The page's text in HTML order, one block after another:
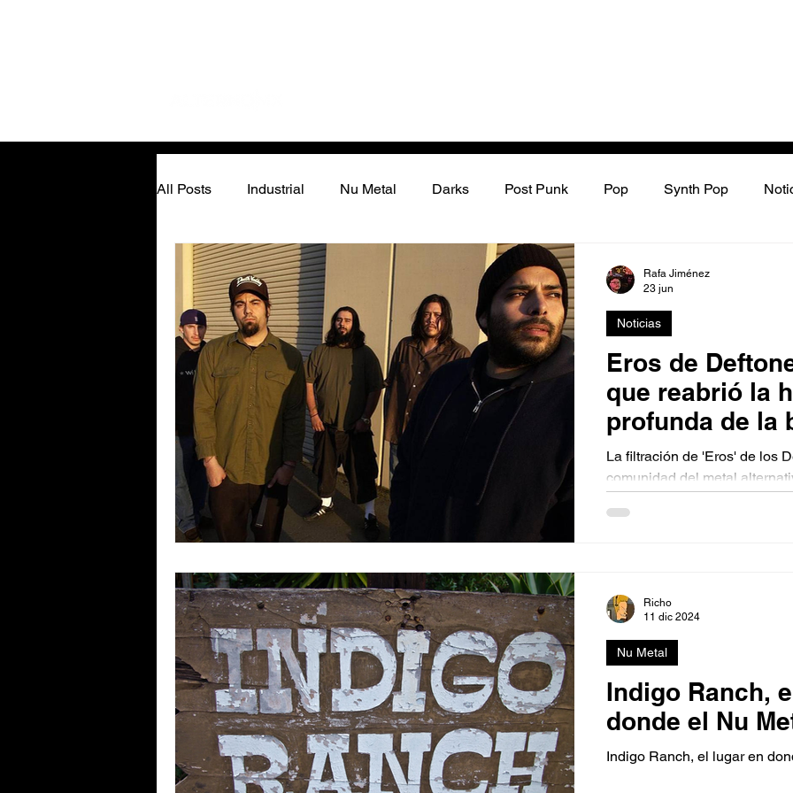
All Posts Industrial Nu Metal Darks Post Punk Pop Synth Pop
Inteligencia Artificial IDM/Electrónica Podcast
Reseñas Soundtracks Noticias Discos Electroclash
Rock de Fondo Noticias Tecnología De ida y vuelta SXPress Magazine
Eros de
que reabrió la
profunda de la
La filtración de 'Eros' de los
comunidad del metal
en internet, provocando un
Noticias
Rafa Jiménez
23 jun
Indigo Ranch,
donde el Nu
Indigo Ranch, el lugar en
Nu Metal
Richo
11 dic 2024